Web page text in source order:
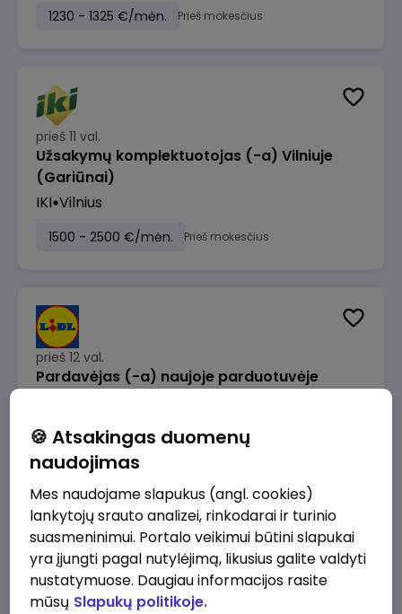
1230 - 1325 €/mėn. Prieš mokesčius
prieš 11 val.
Užsakymų komplektuotojas (-a) Vilniuje
(Gariūnai)
IKI Vilnius
1500 - 2500 €/mėn. Prieš mokesčius
prieš 12 val.
Pardavėjas (-a) naujoje parduotuvėje
1715 - 2170 €/mėn.
prieš 12 val.
Darbo užmokesčio buhalteris(ė)
🍪 Atsakingas duomenų
naudojimas
Mes naudojame slapukus (angl. cookies)
lankytojų srauto analizei, rinkodarai ir turinio
suasmeninimui. Portalo veikimui būtini slapukai
yra įjungti pagal nutylėjimą, likusius galite valdyti
nustatymuose. Daugiau informacijos rasite
mūsų Slapukų politikoje.